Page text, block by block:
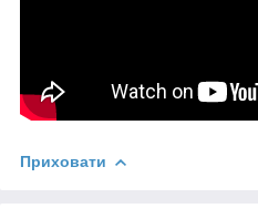
Приховати